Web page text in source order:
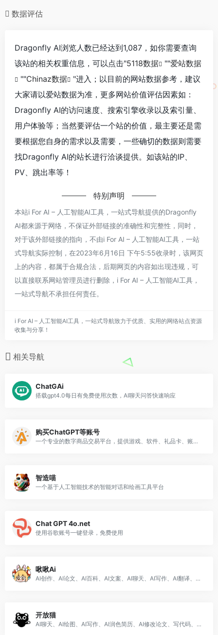
数据评估
Dragonfly AI浏览人数已经达到1,087，如你需要查询
该站的相关权重信息，可以点击"5118数据 ""爱站数据
""Chinaz数据
"进入；以目前的网站数据参考，建议
大家请以爱站数据为准，更多网站价值评估因素如：
Dragonfly AI的访问速度、搜索引擎收录以及索引量、
用户体验等；当然要评估一个站的价值，最主要还是需
要根据您自身的需求以及需要，一些确切的数据则需要
找Dragonfly AI的站长进行洽谈提供。如该站的IP、
PV、跳出率等！
特别声明
本站i For AI – 人工智能AI工具，一站式导航提供的Dragonfly
AI都来源于网络，不保证外部链接的准确性和完整性，同时，
对于该外部链接的指向，不由i For AI – 人工智能AI工具，一站
式导航实际控制，在2023年6月16日 下午5:55收录时，该网页
上的内容，都属于合规合法，后期网页的内容如出现违规，可
以直接联系网站管理员进行删除，i For AI – 人工智能AI工具，
一站式导航不承担任何责任。
i For AI – 人工智能AI工具，一站式导航致力于优质、实用的网络站点资源
收集与分享！
相关导航
ChatGAi
搭载gpt4.0每日有免费使用次数，AI聊天问答快速响应
购买ChatGPT等账号
一个专业的数字商品交易平台，提供游戏、软件、礼品卡、账号、激活码等各种数字产品的购买和出售服务。
智造喵
一个基于人工智能技术的智能对话和绘画工具平台
Chat GPT 4o.net
使用谷歌账号一键登录，免费使用
啾啾Ai
AI创作、AI论文、AI百科、AI文案、AI聊天、AI写作、AI翻译、AI写代码以及AI短视频脚本创作等
开放猫
AI聊天、AI绘图、AI写作、AI润色简历、AI修改论文、写代码、修复代码bug、生成Excel、自动回复邮件等